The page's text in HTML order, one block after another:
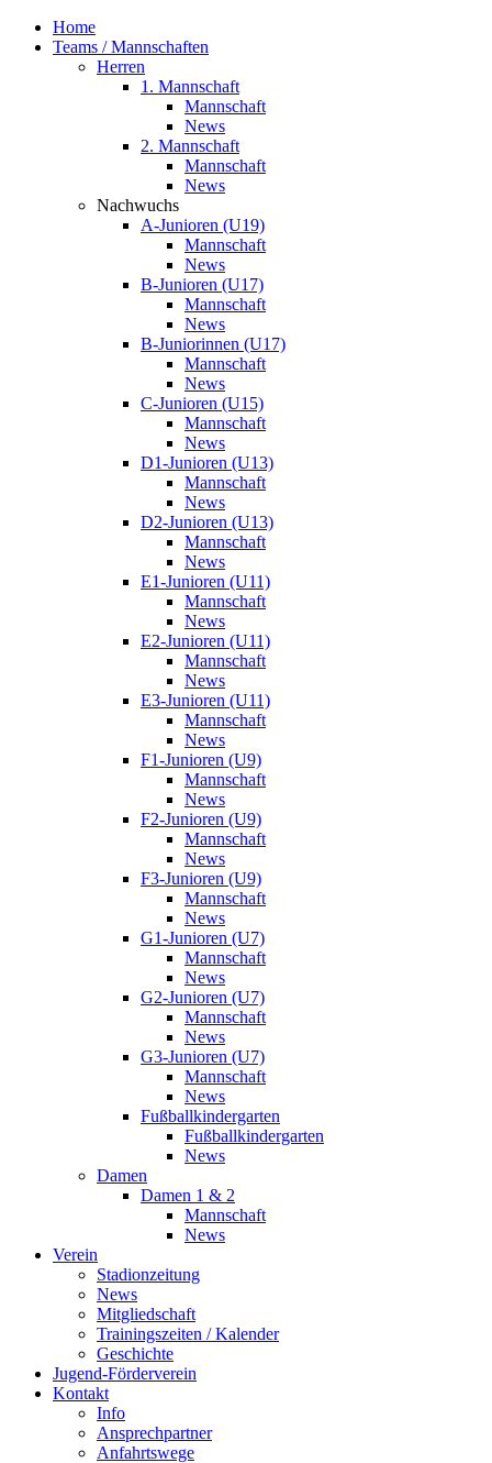
Home
Teams / Mannschaften
Herren
1. Mannschaft
Mannschaft
News
2. Mannschaft
Mannschaft
News
Nachwuchs
A-Junioren (U19)
Mannschaft
News
B-Junioren (U17)
Mannschaft
News
B-Juniorinnen (U17)
Mannschaft
News
C-Junioren (U15)
Mannschaft
News
D1-Junioren (U13)
Mannschaft
News
D2-Junioren (U13)
Mannschaft
News
E1-Junioren (U11)
Mannschaft
News
E2-Junioren (U11)
Mannschaft
News
E3-Junioren (U11)
Mannschaft
News
F1-Junioren (U9)
Mannschaft
News
F2-Junioren (U9)
Mannschaft
News
F3-Junioren (U9)
Mannschaft
News
G1-Junioren (U7)
Mannschaft
News
G2-Junioren (U7)
Mannschaft
News
G3-Junioren (U7)
Mannschaft
News
Fußballkindergarten
Fußballkindergarten
News
Damen
Damen 1 & 2
Mannschaft
News
Verein
Stadionzeitung
News
Mitgliedschaft
Trainingszeiten / Kalender
Geschichte
Jugend-Förderverein
Kontakt
Info
Ansprechpartner
Anfahrtswege